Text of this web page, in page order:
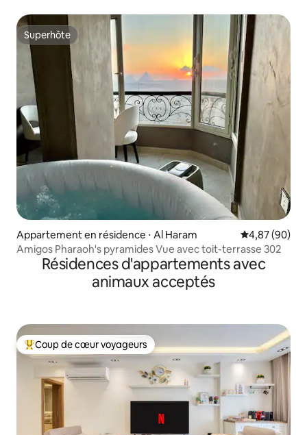
Superhôte
Superhôte
Appartement en résidence ⋅ Al Haram Évaluation
4,87 (90)
Amigos Pharaoh's pyramides Vue avec toit-terrasse 302
Résidences d'appartements avec
animaux acceptés
Coups de cœur voyageurs les plus appréciés
Coup de cœur voyageurs